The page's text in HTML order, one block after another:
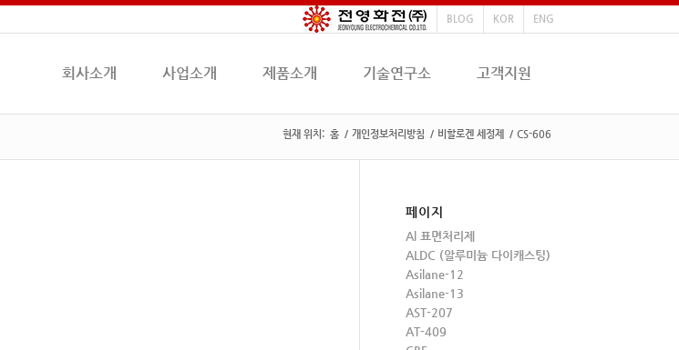
BLOG KOR ENG
회사소개 사업소개 제품소개 기술연구소 고객지원
현재 위치: 홈 / 개인정보처리방침 / 비할로겐 세정제 / CS-606
페이지
Al 표면처리제
ALDC (알루미늄 다이캐스팅)
Asilane-12
Asilane-13
AST-207
AT-409